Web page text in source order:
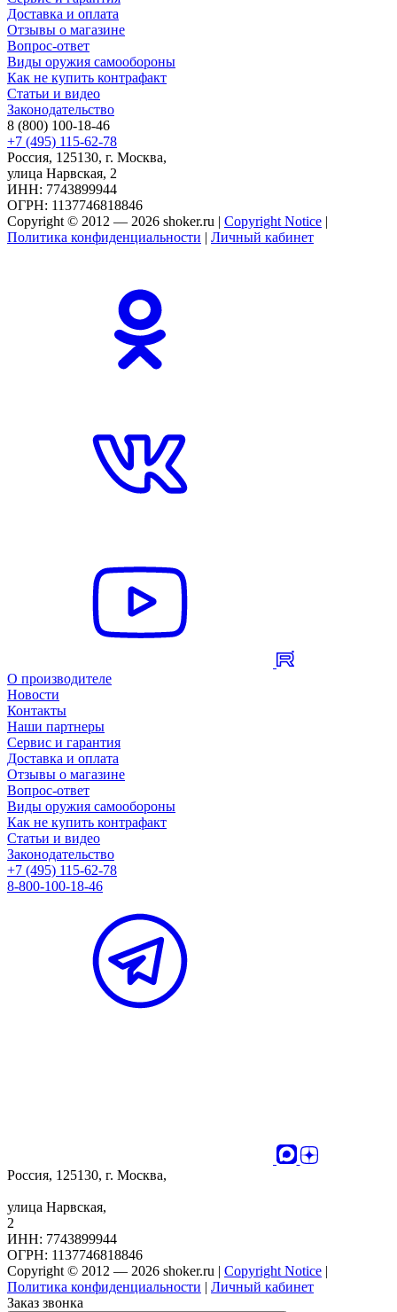
Доставка и оплата
Отзывы о магазине
Вопрос-ответ
Виды оружия самообороны
Как не купить контрафакт
Статьи и видео
Законодательство
8 (800) 100-18-46
+7 (495) 115-62-78
Россия, 125130, г. Москва,
улица Нарвская, 2
ИНН: 7743899944
ОГРН: 1137746818846
Copyright © 2012 — 2026 shoker.ru | Copyright Notice |
Политика конфиденциальности | Личный кабинет
О производителе
Новости
Контакты
Наши партнеры
Сервис и гарантия
Доставка и оплата
Отзывы о магазине
Вопрос-ответ
Виды оружия самообороны
Как не купить контрафакт
Статьи и видео
Законодательство
+7 (495) 115-62-78
8-800-100-18-46
Россия, 125130, г. Москва,
улица Нарвская,
2
ИНН: 7743899944
ОГРН: 1137746818846
Copyright © 2012 — 2026 shoker.ru | Copyright Notice |
Политика конфиденциальности | Личный кабинет
Заказ звонка